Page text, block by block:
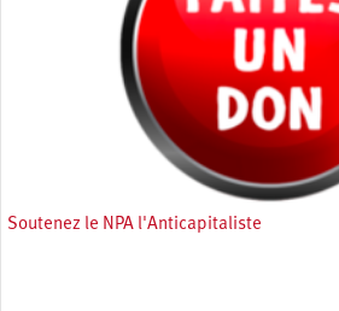
Soutenez le NPA l'Anticapitaliste